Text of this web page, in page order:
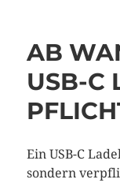
AB
USB-C
Ein USB-C
sondern